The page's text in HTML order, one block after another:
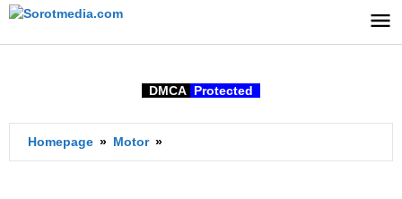
Lewati
konten
DMCA Protected
Homepage » Motor »
R15